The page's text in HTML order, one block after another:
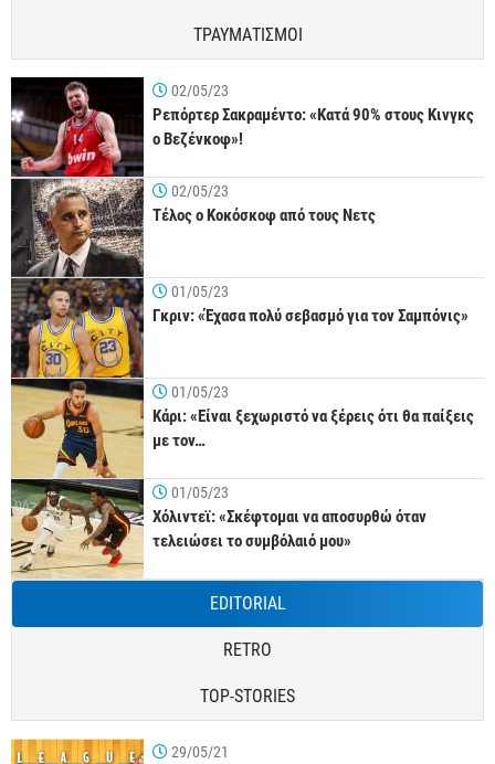
ΤΡΑΥΜΑΤΙΣΜΟΙ
02/05/23
Ρεπόρτερ Σακραμέντο: «Κατά 90% στους Κινγκς
ο Βεζένκοφ»!
02/05/23
Τέλος ο Κοκόσκοφ από τους Νετς
01/05/23
Γκριν: «Έχασα πολύ σεβασμό για τον Σαμπόνις»
01/05/23
Κάρι: «Είναι ξεχωριστό να ξέρεις ότι θα παίξεις
με τον…
01/05/23
Χόλιντεϊ: «Σκέφτομαι να αποσυρθώ όταν
τελειώσει το συμβόλαιό μου»
EDITORIAL
RETRO
TOP-STORIES
29/05/21